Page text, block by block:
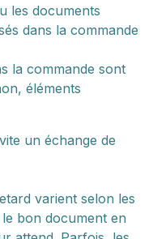
les documents
dans la commande
la commande sont
éléments
un échange de
varient selon les
bon document en